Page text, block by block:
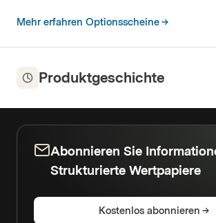
Mehr erfahren Optionsscheine
Produktgeschichte
Abonnieren Sie
Strukturierte Wertpapiere
Kostenlos abonnieren